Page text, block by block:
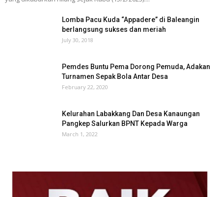
Lomba Pacu Kuda “Appadere” di Baleangin
berlangsung sukses dan meriah
July 30, 2018
Pemdes Buntu Pema Dorong Pemuda, Adakan
Turnamen Sepak Bola Antar Desa
February 22, 2020
Kelurahan Labakkang Dan Desa Kanaungan
Pangkep Salurkan BPNT Kepada Warga
March 1, 2022